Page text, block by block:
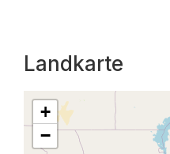
Landkarte
+
−